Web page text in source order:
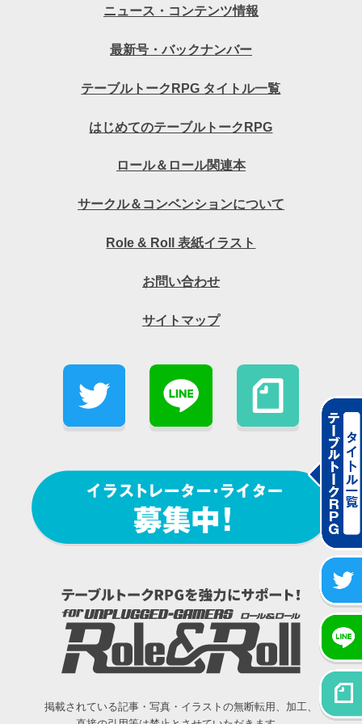
ニュース・コンテンツ情報
最新号・バックナンバー
テーブルトークRPG タイトル一覧
はじめてのテーブルトークRPG
ロール＆ロール関連本
サークル＆コンベンションについて
Role & Roll 表紙イラスト
お問い合わせ
サイトマップ
掲載されている記事・写真・イラストの無断転用、加工、